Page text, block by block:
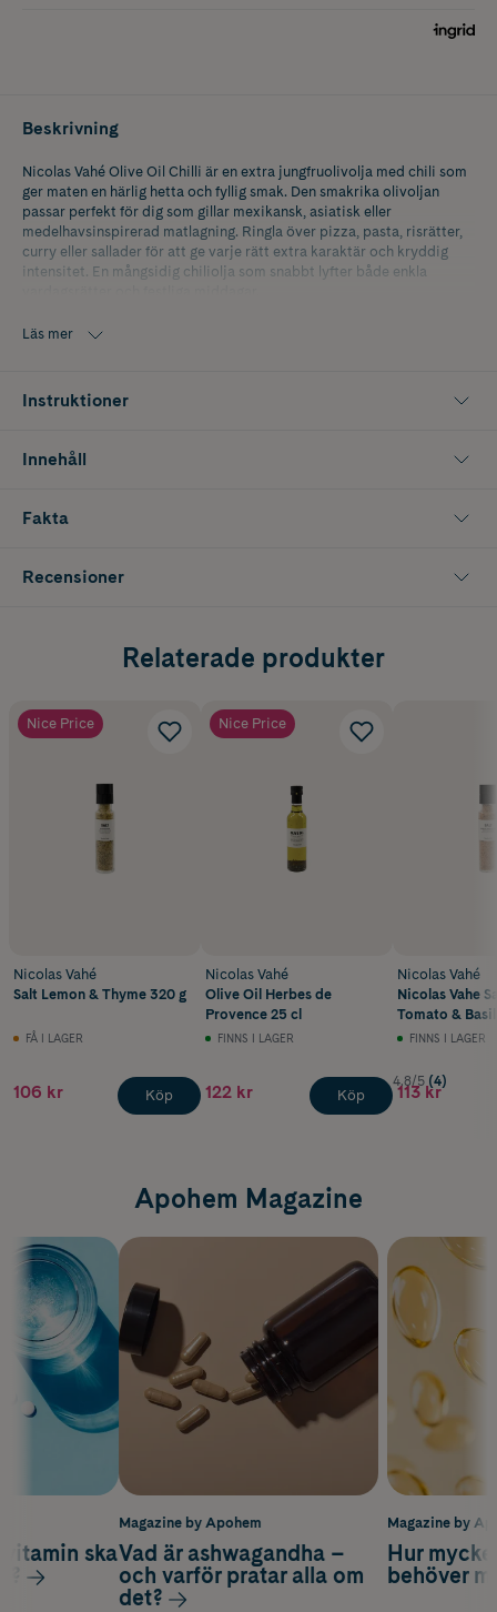
Beskrivning
Nicolas Vahé Olive Oil Chilli är en extra jungfruolivolja med chili som
ger maten en härlig hetta och fyllig smak. Den smakrika olivoljan
passar perfekt för dig som gillar mexikansk, asiatisk eller
medelhavsinspirerad matlagning. Ringla över pizza, pasta, risrätter,
curry eller sallader för att ge varje rätt extra karaktär och kryddig
intensitet. En mångsidig chiliolja som snabbt lyfter både enkla
Innehåller 25 cl.
Läs mer
Instruktioner
Innehåll
Fakta
Recensioner
Relaterade produkter
Nice Price
Nicolas Vahé
Salt Lemon & Thyme 320 g
FÅ I LAGER
106 kr Köp
Nice Price
Nicolas Vahé
Olive Oil Herbes de
Provence 25 cl
FINNS I LAGER
122 kr Köp
Nicolas Vahé
Nicolas Vahe
Tomato &
FINNS I LAGER
4.8/5 (4)
113 kr
Apohem Magazine
Magazine by
Hur
behöver
ska
Magazine by Apohem
Vad är ashwagandha –
och varför pratar alla om
det?